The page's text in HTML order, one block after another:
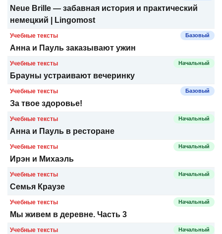
Neue Brille — забавная история и практический
немецкий | Lingomost
Учебные тексты Базовый
Анна и Пауль заказывают ужин
Учебные тексты Начальный
Брауны устраивают вечеринку
Учебные тексты Базовый
За твое здоровье!
Учебные тексты Начальный
Анна и Пауль в ресторане
Учебные тексты Начальный
Ирэн и Михаэль
Учебные тексты Начальный
Семья Краузе
Учебные тексты Начальный
Мы живем в деревне. Часть 3
Учебные тексты Начальный